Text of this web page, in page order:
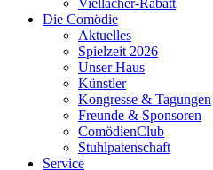
Die Comödie
Aktuelles
Spielzeit 2026
Unser Haus
Künstler
Kongresse & Tagungen
Freunde & Sponsoren
ComödienClub
Stuhlpatenschaft
Service